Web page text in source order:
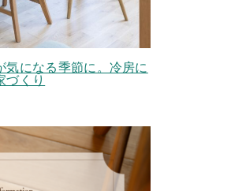
気になる季節に。冷房に
づくり